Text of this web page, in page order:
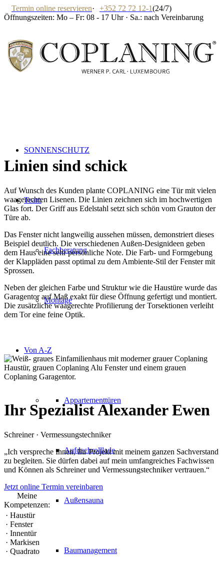
Termin online reservieren· +352 72 72 12-1(24/7)
Öffnungszeiten: Mo – Fr: 08 - 17 Uhr · Sa.: nach Vereinbarung
SONNENSCHUTZ
Team
Fachberatung
Montage
Von A-Z
Appartementtüren
Aufdachrolllade
Außensauna
Baumanagement
Linien sind schick
Auf Wunsch des Kunden plante COPLANING eine Tür mit vielen
waagerechten Lisenen. Die Linien zeichnen sich im hochwertigen
Glas fort. Der Griff aus Edelstahl setzt sich schön vom Grauton der
Türe ab.
Das Fenster nicht langweilig aussehen müssen, demonstriert dieses
Beispiel deutlich. Die verschiedenen Außen-Designideen geben
dem Haus eine sehr persönliche Note. Die Farb- und Formgebung
der Klappläden passt optimal zu dem Ambiente-Stil der Fenster mit
Sprossen.
Neben der gleichen Farbe und Struktur wie die Haustüre wurde das
Garagentor auf Maß exakt für diese Öffnung gefertigt und montiert.
Die zusätzliche waagerechte Profilierung der Torsektionen verleiht
dem Tor eine feine Optik.
Ihr SpezialistAlexander Ewen
Schreiner · Vermessungstechniker
„Ich verspreche Ihnen, Ihr Projekt mit meinem ganzen Sachverstand
zu begleiten. Sie dürfen dabei auf mein umfangreiches Fachwissen
und Können als Schreiner und Vermessungstechniker vertrauen.“
Jetzt online Termin vereinbaren
Meine
Kompetenzen:
· Haustür
· Fenster
· Innentür
· Markisen
· Quadrato